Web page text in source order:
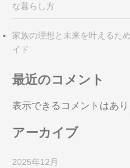
な暮らし方
家族の理想と未来を叶えるた
イド
最近のコメント
表示できるコメントはあり
アーカイブ
2025年12月